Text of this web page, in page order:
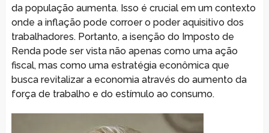
da população aumenta. Isso é crucial em um contexto
onde a inflação pode corroer o poder aquisitivo dos
trabalhadores. Portanto, a isenção do Imposto de
Renda pode ser vista não apenas como uma ação
fiscal, mas como uma estratégia econômica que
busca revitalizar a economia através do aumento da
força de trabalho e do estímulo ao consumo.